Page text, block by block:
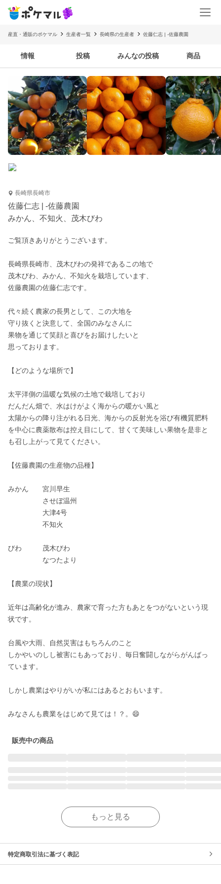
産直・通販のポケマル 生産者一覧 長崎県の生産者 佐藤仁志 | -佐藤農園
情報 投稿 みんなの投稿 商品
長崎県長崎市
佐藤仁志 | -佐藤農園
みかん、不知火、茂木びわ
ご覧頂きありがとうございます。
長崎県長崎市、茂木びわの発祥であるこの地で
茂木びわ、みかん、不知火を栽培しています、
佐藤農園の佐藤仁志です。
代々続く農家の長男として、この大地を
守り抜くと決意して、全国のみなさんに
果物を通じて笑顔と喜びをお届けしたいと
思っております。
【どのような場所で】
太平洋側の温暖な気候の土地で栽培しており
だんだん畑で、水はけがよく海からの暖かい風と
太陽からの降り注がれる日光、海からの反射光を浴び有機質肥料
を中心に農薬散布は控え目にして、甘くて美味しい果物を是非と
も召し上がって見てください。
【佐藤農園の生産物の品種】
みかん　　宮川早生
させぼ温州
大津4号
不知火
びわ　　　茂木びわ
なつたより
【農業の現状】
近年は高齢化が進み、農家で育った方もあとをつがないという現
状です。
台風や大雨、自然災害はもちろんのこと
しかやいのしし被害にもあっており、毎日奮闘しながらがんばっ
ています。
しかし農業はやりがいが私にはあるとおもいます。
みなさんも農業をはじめて見ては！？。😄
販売中の商品
もっと見る
特定商取引法に基づく表記